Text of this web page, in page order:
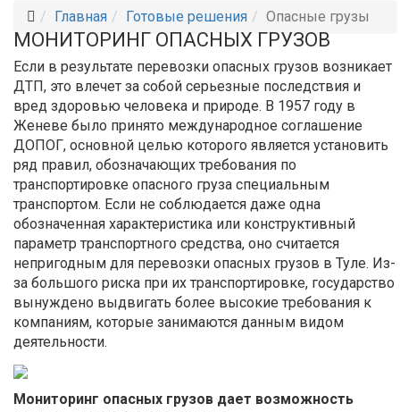
Главная Готовые решения Опасные грузы
МОНИТОРИНГ ОПАСНЫХ ГРУЗОВ
Если в результате перевозки опасных грузов возникает
ДТП, это влечет за собой серьезные последствия и
вред здоровью человека и природе. В 1957 году в
Женеве было принято международное соглашение
ДОПОГ, основной целью которого является установить
ряд правил, обозначающих требования по
транспортировке опасного груза специальным
транспортом. Если не соблюдается даже одна
обозначенная характеристика или конструктивный
параметр транспортного средства, оно считается
непригодным для перевозки опасных грузов в Туле. Из-
за большого риска при их транспортировке, государство
вынуждено выдвигать более высокие требования к
компаниям, которые занимаются данным видом
деятельности.
Мониторинг опасных грузов дает возможность